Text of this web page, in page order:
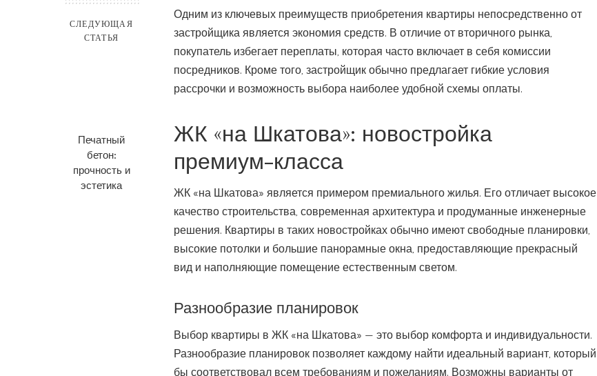
СЛЕДУЮЩАЯ
СТАТЬЯ
Печатный
бетон:
прочность и
эстетика
Одним из ключевых преимуществ приобретения квартиры непосредственно от
застройщика является экономия средств. В отличие от вторичного рынка,
покупатель избегает переплаты, которая часто включает в себя комиссии
посредников. Кроме того, застройщик обычно предлагает гибкие условия
рассрочки и возможность выбора наиболее удобной схемы оплаты.
ЖК «на Шкатова»: новостройка
премиум-класса
ЖК «на Шкатова» является примером премиального жилья. Его отличает высокое
качество строительства, современная архитектура и продуманные инженерные
решения. Квартиры в таких новостройках обычно имеют свободные планировки,
высокие потолки и большие панорамные окна, предоставляющие прекрасный
вид и наполняющие помещение естественным светом.
Разнообразие планировок
Выбор квартиры в ЖК «на Шкатова» — это выбор комфорта и индивидуальности.
Разнообразие планировок позволяет каждому найти идеальный вариант, который
бы соответствовал всем требованиям и пожеланиям. Возможны варианты от